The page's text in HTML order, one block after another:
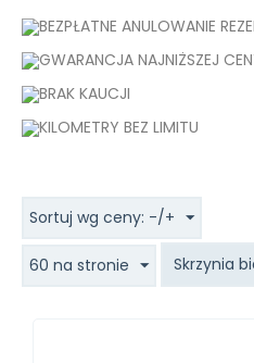
BEZPŁATNE ANULOWANIE
GWARANCJA NAJNIŻSZEJ
BRAK KAUCJI
KILOMETRY BEZ LIMITU
Sortuj wg ceny: -/+
60 na stronie Skrzynia